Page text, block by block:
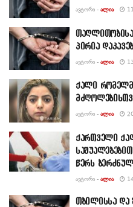
ᲐᲕᲢᲝᲠᲘ - ᲐᲚᲘᲐ
თაღლითობისა
პირია
ᲐᲕᲢᲝᲠᲘ - ᲐᲚᲘᲐ
ქალი
ᲐᲕᲢᲝᲠᲘ - ᲐᲚᲘᲐ
ქართველი
წერს
ᲐᲕᲢᲝᲠᲘ - ᲐᲚᲘᲐ
თბილისსა და